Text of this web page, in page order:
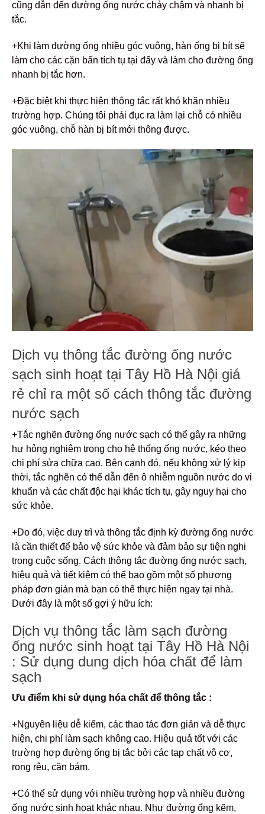
cũng dẫn đến đường ống nước chảy chậm và nhanh bị
tắc.
+Khi làm đường ống nhiều góc vuông, hàn ống bị bít sẽ
làm cho các cặn bẩn tích tụ tại đấy và làm cho đường ống
nhanh bị tắc hơn.
+Đặc biệt khi thực hiện thông tắc rất khó khăn nhiều
trường hợp. Chúng tôi phải đục ra làm lại chỗ có nhiều
góc vuông, chỗ hàn bị bít mới thông được.
Dịch vụ thông tắc đường ống nước
sạch sinh hoạt tại Tây Hồ Hà Nội giá
rẻ chỉ ra một số cách thông tắc đường
nước sạch
+Tắc nghẽn đường ống nước sạch có thể gây ra những
hư hỏng nghiêm trọng cho hệ thống ống nước, kéo theo
chi phí sửa chữa cao. Bên cạnh đó, nếu không xử lý kịp
thời, tắc nghẽn có thể dẫn đến ô nhiễm nguồn nước do vi
khuẩn và các chất độc hại khác tích tụ, gây nguy hại cho
sức khỏe.
+Do đó, việc duy trì và thông tắc định kỳ đường ống nước
là cần thiết để bảo vệ sức khỏe và đảm bảo sự tiện nghi
trong cuộc sống. Cách thông tắc đường ống nước sạch,
hiệu quả và tiết kiệm có thể bao gồm một số phương
pháp đơn giản mà bạn có thể thực hiện ngay tại nhà.
Dưới đây là một số gợi ý hữu ích:
Dịch vụ thông tắc làm sạch đường
ống nước sinh hoạt tại Tây Hồ Hà Nội
: Sử dụng dung dịch hóa chất để làm
sạch
Ưu điểm khi sử dụng hóa chất để thông tắc :
+Nguyên liệu dễ kiếm, các thao tác đơn giản và dễ thực
hiện, chi phí làm sạch không cao. Hiệu quả tốt với các
trường hợp đường ống bị tắc bởi các tạp chất vô cơ,
rong rêu, cặn bám.
+Có thể sử dụng với nhiều trường hợp và nhiều đường
ống nước sinh hoạt khác nhau. Như đường ống kẽm,